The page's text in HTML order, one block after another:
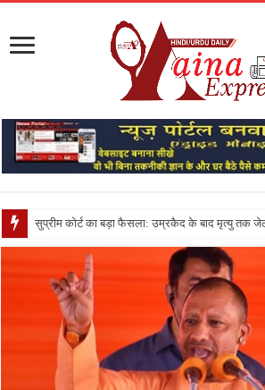
सुप्रीम कोर्ट का बड़ा फैसला: उम्रकैद के बाद मृत्यु तक